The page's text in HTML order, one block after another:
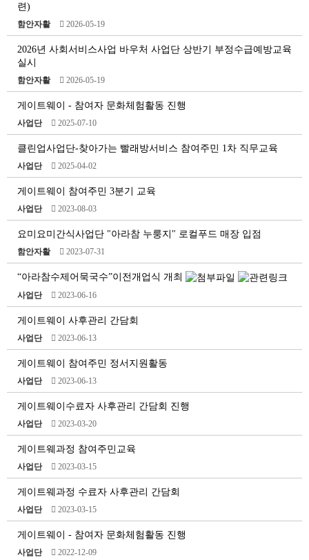
련)
함안자활 2026-05-19
2026년 사회서비스사업 바우처 사업단 상반기 부정수급예방교육
실시
함안자활 2026-05-19
게이트웨이 - 참여자 문화체험활동 진행
사업단 2025-07-10
클린업사업단-찾아가는 빨래방서비스 참여주민 1차 직무교육
사업단 2025-04-02
게이트웨이 참여주민 3분기 교육
사업단 2023-08-03
요미요미간식사업단 "아라참 누룽지" 로컬푸드 매장 입점
함안자활 2023-07-31
“아라참수제어묵국수”이전개업식 개최
사업단 2023-06-16
게이트웨이 사후관리 간담회
사업단 2023-06-13
게이트웨이 참여주민 정서지원활동
사업단 2023-06-13
게이트웨이수료자 사후관리 간담회 진행
사업단 2023-03-20
게이트웨과정 참여주민교육
사업단 2023-03-15
게이트웨과정 수료자 사후관리 간담회
사업단 2023-03-15
게이트웨이 - 참여자 문화체험활동 진행
사업단 2022-12-09